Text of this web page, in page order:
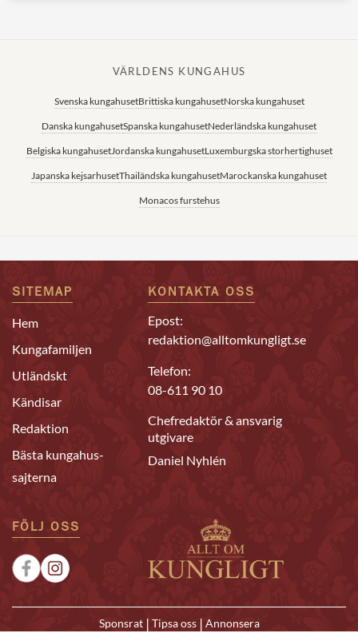
VÄRLDENS KUNGAHUS
Svenska kungahusetBrittiska kungahusetNorska kungahuset
Danska kungahusetSpanska kungahusetNederländska kungahuset
Belgiska kungahusetJordanska kungahusetLuxemburgska storhertighuset
Japanska kejsarhusetThailändska kungahusetMarockanska kungahuset
Monacos furstehus
SITEMAP
Hem
Kungafamiljen
Utländskt
Kändisar
Redaktion
Bästa kungahus-
sajterna
KONTAKTA OSS
Epost:
redaktion@alltomkungligt.se
Telefon:
08-611 90 10
Chefredaktör & ansvarig
utgivare
Daniel Nyhlén
FÖLJ OSS
Sponsrat | Tipsa oss | Annonsera